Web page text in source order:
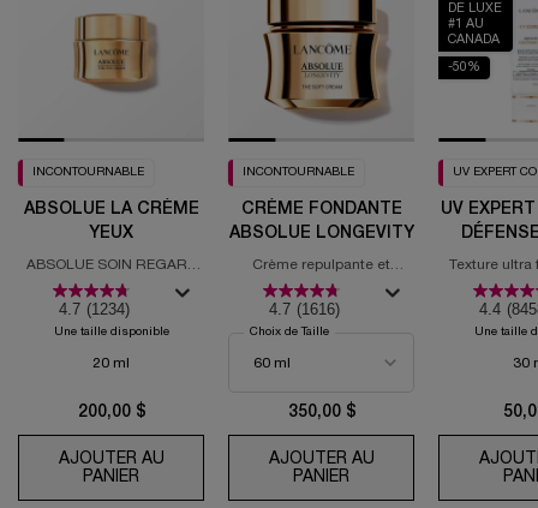
INCONTOURNABLE
ABSOLUE LA CRÈME
YEUX
ABSOLUE SOIN REGARD
REVITALISANT
4.7 (1234)
Une taille disponible
20 ml
200,00 $
AJOUTER AU
PANIER ABSOLUE LA CRÈME YEUX
INCONTOURNABLE
CRÈME FONDANTE
ABSOLUE LONGEVITY
Crème repulpante et
régénérante PDRN
4.7 (1616)
Choix de Taille
350,00 $
AJOUTER AU
PANIER CRÈME FONDANTE
DE LUXE
#1 AU
CANADA
-50%
UV EXPERT
UV
Texture ultra
solaire
4.4
Une taille
30